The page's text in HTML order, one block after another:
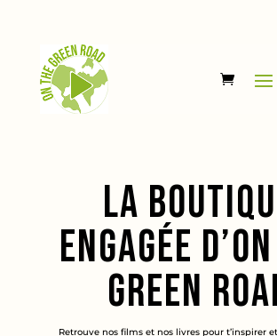
La
engagée
green
Retrouve nos films et nos livres pour t’inspirer